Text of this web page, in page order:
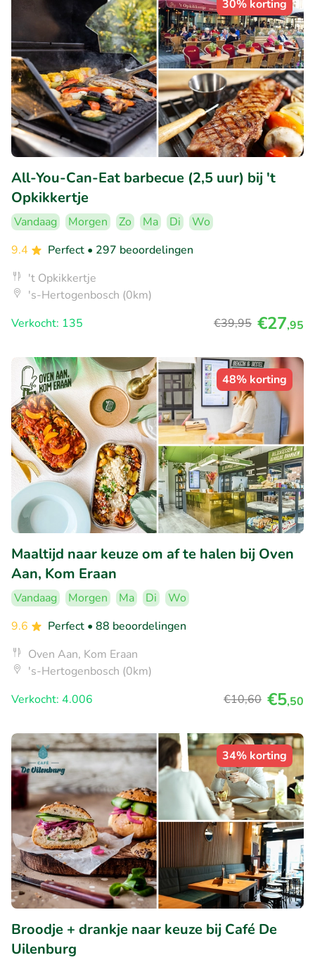
30% korting
All-You-Can-Eat barbecue (2,5 uur) bij 't
Opkikkertje
Vandaag Morgen Zo Ma Di
Wo
9.4
Perfect • 297 beoordelingen
't Opkikkertje
's-Hertogenbosch (0km)
Verkocht: 135
€39,95 €27,95
48% korting
Maaltijd naar keuze om af te halen bij Oven
Aan, Kom Eraan
Vandaag Morgen Ma Di
Wo
9.6
Perfect • 88 beoordelingen
Oven Aan, Kom Eraan
's-Hertogenbosch (0km)
Verkocht: 4.006
€10,60 €5,50
34% korting
Broodje + drankje naar keuze bij Café De
Uilenburg